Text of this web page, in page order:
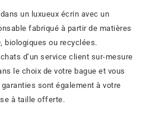
un luxueux écrin avec un
fabriqué à partir de matières
biologiques ou recyclées.
d’un service client sur-mesure
le choix de votre bague et vous
sont également à votre
à taille offerte.